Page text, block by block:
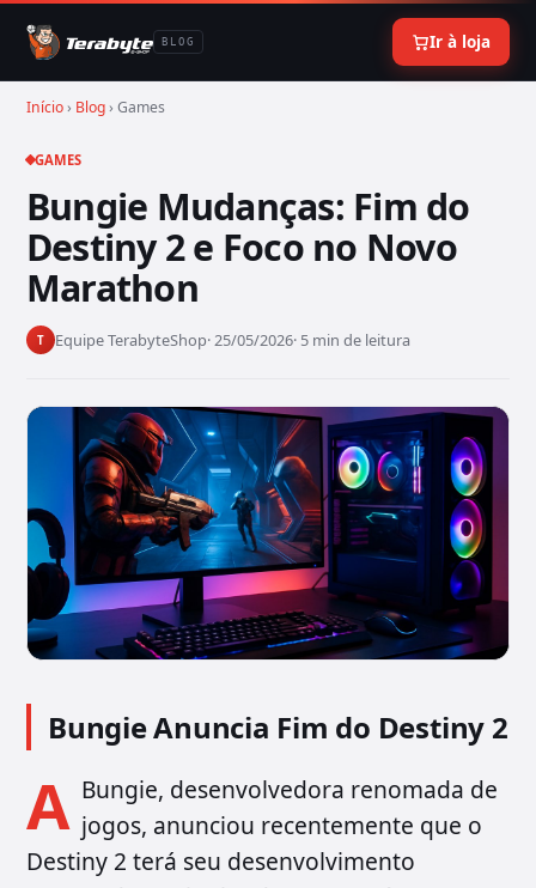
BLOG Ir à loja
Início› Blog› Games
GAMES
Bungie Mudanças: Fim do
Destiny 2 e Foco no Novo
Marathon
T Equipe TerabyteShop· 25/05/2026· 5 min de leitura
Bungie Anuncia Fim do Destiny 2
A Bungie, desenvolvedora renomada de
jogos, anunciou recentemente que o
Destiny 2 terá seu desenvolvimento